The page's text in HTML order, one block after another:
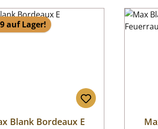
auf Lager!
Blank Bordeaux E